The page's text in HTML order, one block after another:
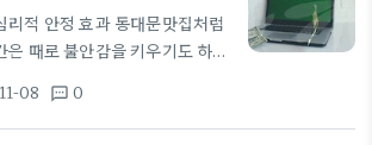
밀로 유지된다. 작은 목표를 세
는 것이 상담의 효과를 높인다.
지행동치료(CBT)나 대인관계
리적 안정 효과 동대문맛집처럼
은 때로 불안감을 키우기도 하지
차례 나오는 음식을 관찰하는
는 훈련이 된다. 이런 몰입은 심
08 textsms 0